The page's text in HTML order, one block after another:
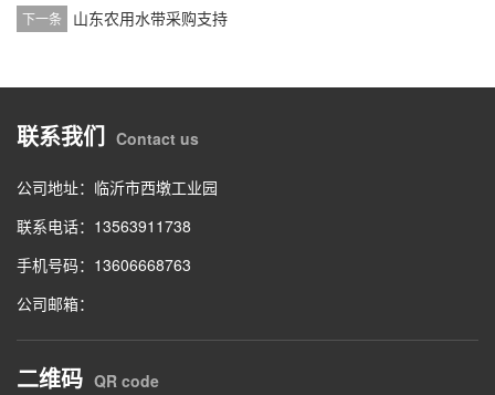
下一条 ​山东农用水带采购支持
联系我们 Contact us
公司地址：临沂市西墩工业园
联系电话：13563911738
手机号码：13606668763
公司邮箱：
二维码 QR code